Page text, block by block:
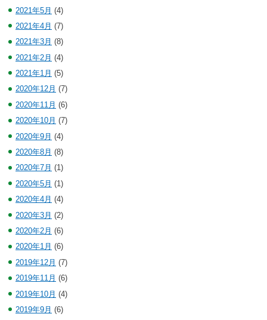
2021年5月 (4)
2021年4月 (7)
2021年3月 (8)
2021年2月 (4)
2021年1月 (5)
2020年12月 (7)
2020年11月 (6)
2020年10月 (7)
2020年9月 (4)
2020年8月 (8)
2020年7月 (1)
2020年5月 (1)
2020年4月 (4)
2020年3月 (2)
2020年2月 (6)
2020年1月 (6)
2019年12月 (7)
2019年11月 (6)
2019年10月 (4)
2019年9月 (6)